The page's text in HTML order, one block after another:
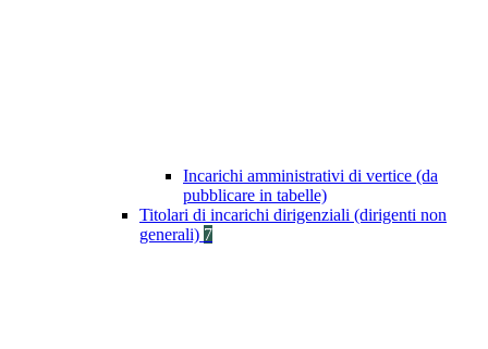
Incarichi amministrativi di vertice (da
pubblicare in tabelle)
Titolari di incarichi dirigenziali (dirigenti non
generali) 7